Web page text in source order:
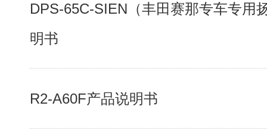
DPS-65C-SIEN（丰田赛那专车专用
明书
R2-A60F产品说明书